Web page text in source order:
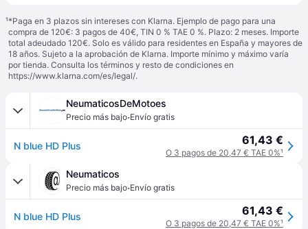
¹*Paga en 3 plazos sin intereses con Klarna. Ejemplo de pago para una
compra de 120€: 3 pagos de 40€, TIN 0 % TAE 0 %. Plazo: 2 meses. Importe
total adeudado 120€. Solo es válido para residentes en España y mayores de
18 años. Sujeto a la aprobación de Klarna. Importe mínimo y máximo varía
por tienda. Consulta los términos y resto de condiciones en
https://www.klarna.com/es/legal/.
NeumaticosDeMotoes
Precio más bajo·Envío gratis
N blue HD Plus 61,43 €
O 3 pagos de 20,47 € TAE 0%¹
Neumaticos
Precio más bajo·Envío gratis
N blue HD Plus 61,43 €
O 3 pagos de 20,47 € TAE 0%¹